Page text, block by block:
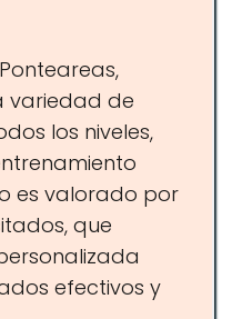
variedad de
los niveles,
es valorado por
que
efectivos y